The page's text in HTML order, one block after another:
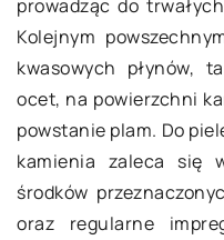
prowadząc do
Kolejnym
kwasowych płynów,
ocet, na powierzchni
powstanie plam. Do
kamienia zaleca się
środków
oraz regularne